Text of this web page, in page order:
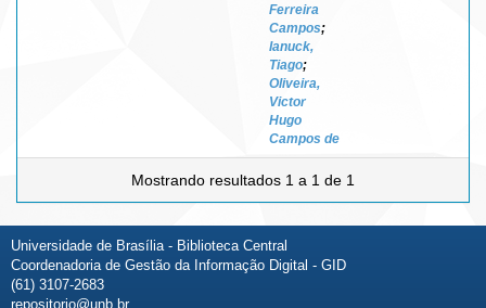
Ferreira
Campos;
Ianuck,
Tiago;
Oliveira,
Victor
Hugo
Campos de
Mostrando resultados 1 a 1 de 1
Universidade de Brasília - Biblioteca Central
Coordenadoria de Gestão da Informação Digital - GID
(61) 3107-2683
repositorio@unb.br